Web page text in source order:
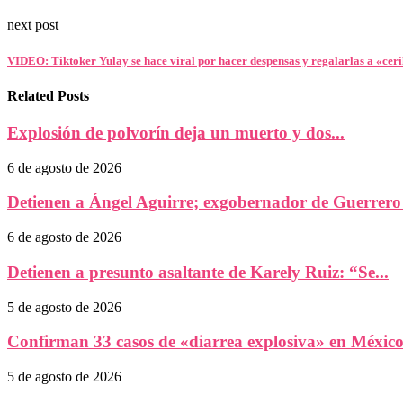
next post
VIDEO: Tiktoker Yulay se hace viral por hacer despensas y regalarlas a
Related Posts
Explosión de polvorín deja un muerto y dos...
6 de agosto de 2026
Detienen a Ángel Aguirre; exgobernador de Guerrero
6 de agosto de 2026
Detienen a presunto asaltante de Karely Ruiz: “Se...
5 de agosto de 2026
Confirman 33 casos de «diarrea explosiva» en
5 de agosto de 2026